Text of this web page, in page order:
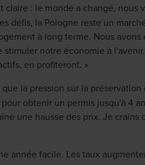
claire : le monde a changé,
défis, la Pologne reste un
à long terme. Nous
notre économie à
en profiteront. »
la pression sur la
obtenir un permis jusqu'à 4
une hausse des prix. Je
année facile. Les taux